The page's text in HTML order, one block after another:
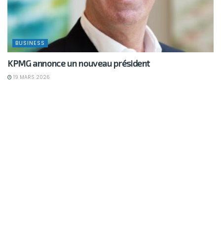
BUSINESS
KPMG annonce un nouveau président
19 MARS 2026